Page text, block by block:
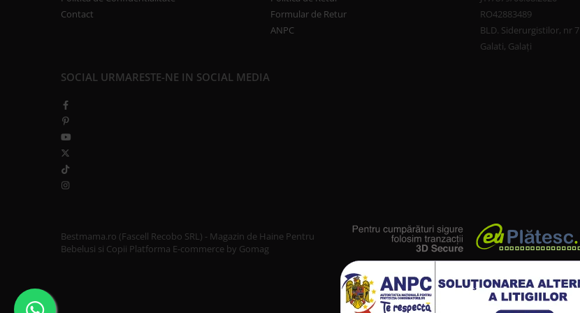
Contact
Formular de Retur
ANPC
RO42883489
BLD. Siderurgistilor, nr 7
Galati, Galați
SOCIAL URMARESTE-NE IN SOCIAL MEDIA
Bestmama.ro (Fascell Recobo SRL) - Magazin de Haine Pentru
Bebelusi si Copii Platforma E-commerce by Gomag